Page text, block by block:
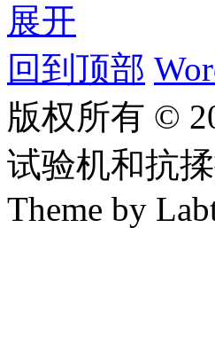
展开
回到顶部
版权所有 ©
试验机和抗
Theme by